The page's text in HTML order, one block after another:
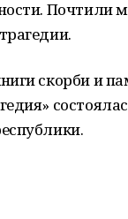
Почтили
скорби и